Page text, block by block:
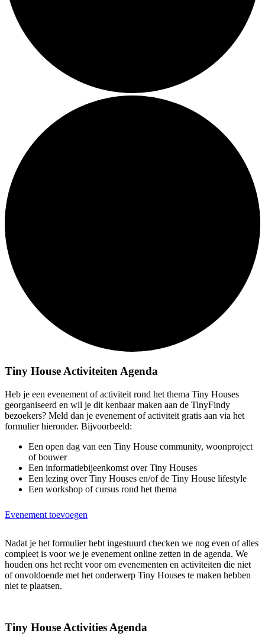
Tiny House Activiteiten Agenda
Heb je een evenement of activiteit rond het thema Tiny Houses
georganiseerd en wil je dit kenbaar maken aan de TinyFindy
bezoekers? Meld dan je evenement of activiteit gratis aan via het
formulier hieronder. Bijvoorbeeld:
Een open dag van een Tiny House community, woonproject
of bouwer
Een informatiebijeenkomst over Tiny Houses
Een lezing over Tiny Houses en/of de Tiny House lifestyle
Een workshop of cursus rond het thema
Evenement toevoegen
Nadat je het formulier hebt ingestuurd checken we nog even of alles
compleet is voor we je evenement online zetten in de agenda. We
houden ons het recht voor om evenementen en activiteiten die niet
of onvoldoende met het onderwerp Tiny Houses te maken hebben
niet te plaatsen.
Tiny House Activities Agenda